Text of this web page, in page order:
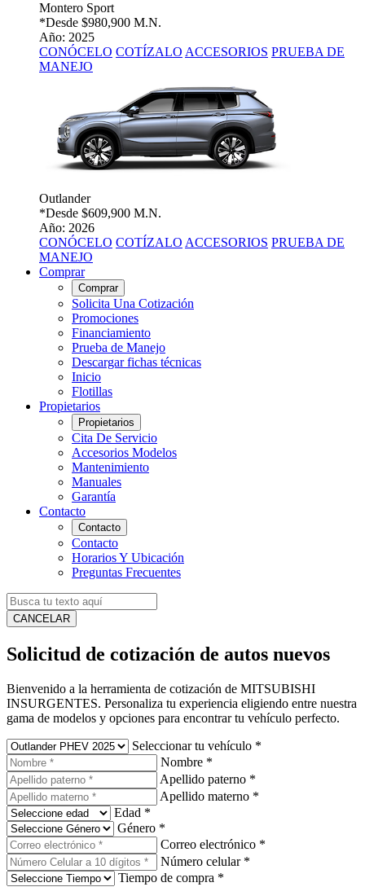
Montero Sport
*Desde $980,900 M.N.
Año: 2025
CONÓCELO COTÍZALO ACCESORIOS PRUEBA DE
MANEJO
Outlander
*Desde $609,900 M.N.
Año: 2026
CONÓCELO COTÍZALO ACCESORIOS PRUEBA DE
MANEJO
Comprar
Comprar
Solicita Una Cotización
Promociones
Financiamiento
Prueba de Manejo
Descargar fichas técnicas
Inicio
Flotillas
Propietarios
Propietarios
Cita De Servicio
Accesorios Modelos
Mantenimiento
Manuales
Garantía
Contacto
Contacto
Contacto
Horarios Y Ubicación
Preguntas Frecuentes
CANCELAR
Solicitud de cotización de autos nuevos
Bienvenido a la herramienta de cotización de MITSUBISHI
INSURGENTES. Personaliza tu experiencia eligiendo entre nuestra
gama de modelos y opciones para encontrar tu vehículo perfecto.
Seleccionar tu vehículo *
Nombre *
Apellido paterno *
Apellido materno *
Edad *
Género *
Correo electrónico *
Número celular *
Tiempo de compra *